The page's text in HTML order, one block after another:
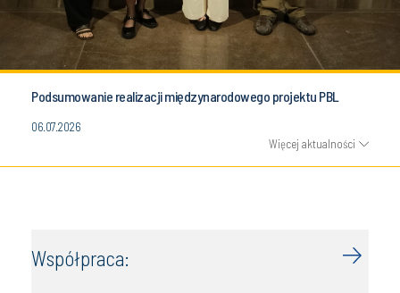
Podsumowanie realizacji międzynarodowego projektu PBL
06.07.2026
Więcej aktualności
Współpraca: